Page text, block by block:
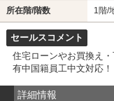
所在階/階数 1階/
セールスコメント
住宅ローンやお買換え
有中国籍員工中文対応！
詳細情報